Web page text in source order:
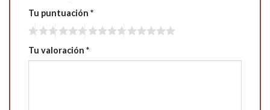
Tu puntuación *
Tu valoración *